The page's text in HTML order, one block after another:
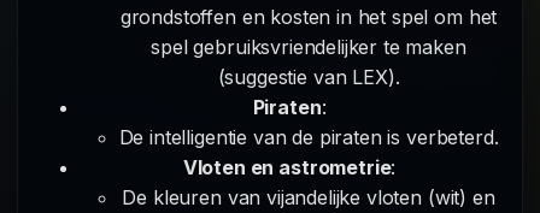
grondstoffen en kosten in het spel om het
spel gebruiksvriendelijker te maken
(suggestie van LEX).
Piraten:
De intelligentie van de piraten is verbeterd.
Vloten en astrometrie:
De kleuren van vijandelijke vloten (wit) en